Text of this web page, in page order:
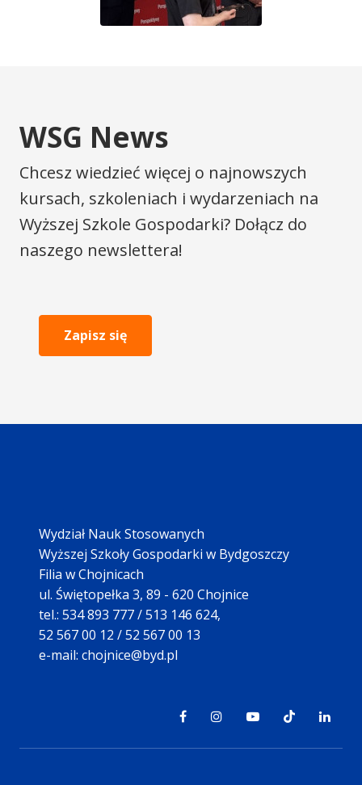
WSG News
Chcesz wiedzieć więcej o najnowszych
kursach, szkoleniach i wydarzeniach na
Wyższej Szkole Gospodarki? Dołącz do
naszego newslettera!
Zapisz się
Wydział Nauk Stosowanych
Wyższej Szkoły Gospodarki w Bydgoszczy
Filia w Chojnicach
ul. Świętopełka 3, 89 - 620 Chojnice
tel.: 534 893 777 / 513 146 624,
52 567 00 12 / 52 567 00 13
e-mail: chojnice@byd.pl